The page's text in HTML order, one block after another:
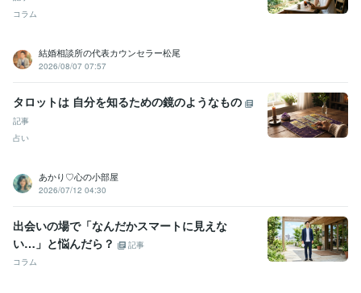
コラム
結婚相談所の代表カウンセラー松尾
2026/08/07 07:57
タロットは 自分を知るための鏡のようなもの
記事
占い
あかり♡心の小部屋
2026/07/12 04:30
出会いの場で「なんだかスマートに見えな
い…」と悩んだら？
記事
コラム